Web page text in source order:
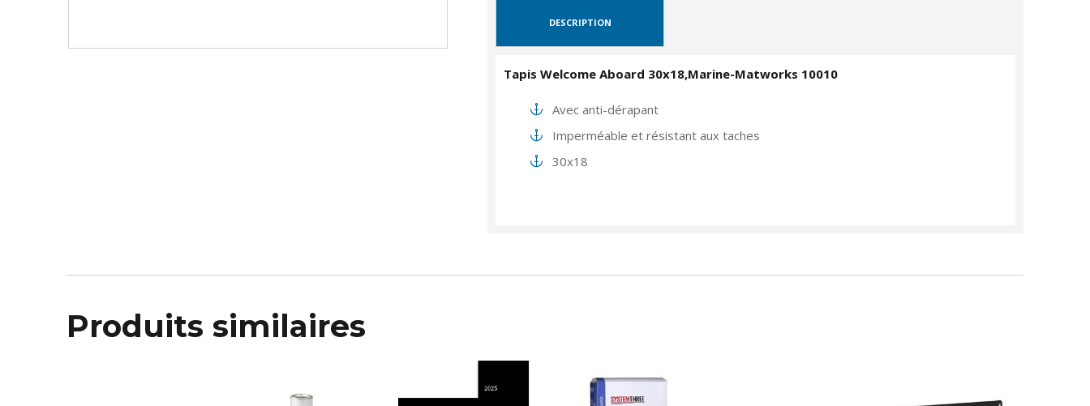
DESCRIPTION
Tapis Welcome Aboard 30x18,Marine-Matworks 10010
Avec anti-dérapant
Imperméable et résistant aux taches
30x18
Produits similaires